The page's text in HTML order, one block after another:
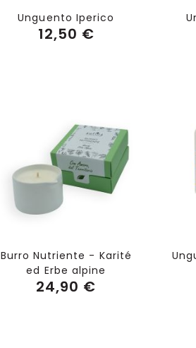
Unguento Iperico
12,50 €
Burro Nutriente - Karité
ed Erbe alpine
24,90 €